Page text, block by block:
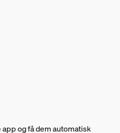
og få dem automatisk